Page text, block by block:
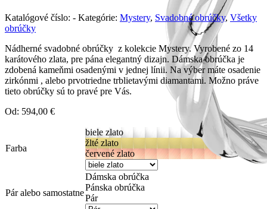
Katalógové číslo: - Kategórie: Mystery, Svadobné obrúčky, Všetky
obrúčky
Nádherné svadobné obrúčky z kolekcie Mystery. Vyrobené zo 14
karátového zlata, pre pána elegantný dizajn. Dámska obrúčka je
zdobená kameňmi osadenými v jednej línii. Na výber máte osadenie
zirkónmi , alebo prvotriedne trblietavými diamantami. Možno práve
tieto obrúčky sú to pravé pre Vás.
Od: 594,00 €
Farba
biele zlato
žlté zlato
červené zlato
Pár alebo samostatne
Dámska obrúčka
Pánska obrúčka
Pár